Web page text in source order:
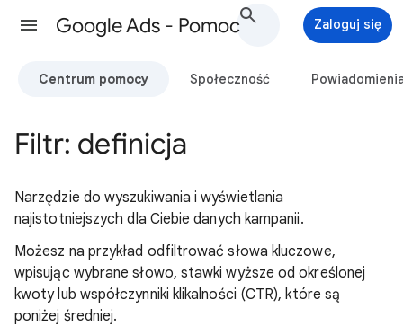
Google Ads - Pomoc Zaloguj się
Centrum pomocy Społeczność
Filtr: definicja
Narzędzie do wyszukiwania i wyświetlania
najistotniejszych dla Ciebie danych kampanii.
Możesz na przykład odfiltrować słowa kluczowe,
wpisując wybrane słowo, stawki wyższe od określonej
kwoty lub współczynniki klikalności (CTR), które są
poniżej średniej.